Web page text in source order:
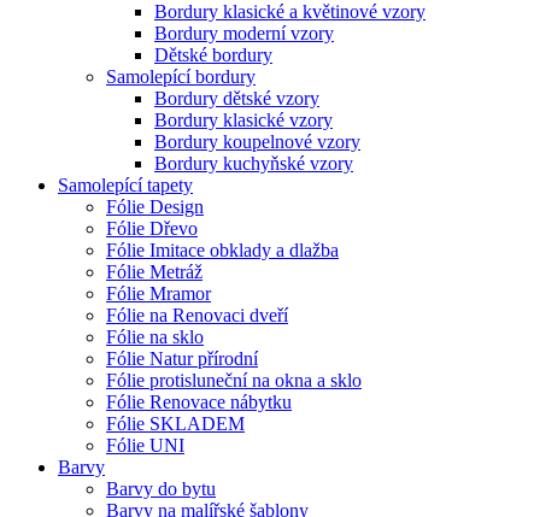
Bordury klasické a květinové vzory
Bordury moderní vzory
Dětské bordury
Samolepící bordury
Bordury dětské vzory
Bordury klasické vzory
Bordury koupelnové vzory
Bordury kuchyňské vzory
Samolepící tapety
Fólie Design
Fólie Dřevo
Fólie Imitace obklady a dlažba
Fólie Metráž
Fólie Mramor
Fólie na Renovaci dveří
Fólie na sklo
Fólie Natur přírodní
Fólie protisluneční na okna a sklo
Fólie Renovace nábytku
Fólie SKLADEM
Fólie UNI
Barvy
Barvy do bytu
Barvy na malířské šablony